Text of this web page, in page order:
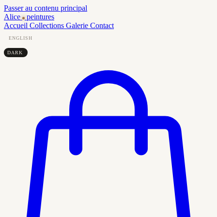
Passer au contenu principal
Alice
peintures
Accueil Collections Galerie Contact
ENGLISH
DARK